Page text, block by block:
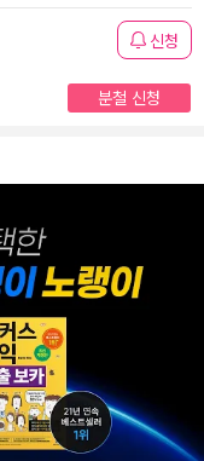
신청
분철 신청